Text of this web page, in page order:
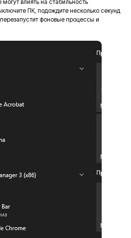
влиять на стабильность
ПК, подождите несколько секунд
фоновые процессы и